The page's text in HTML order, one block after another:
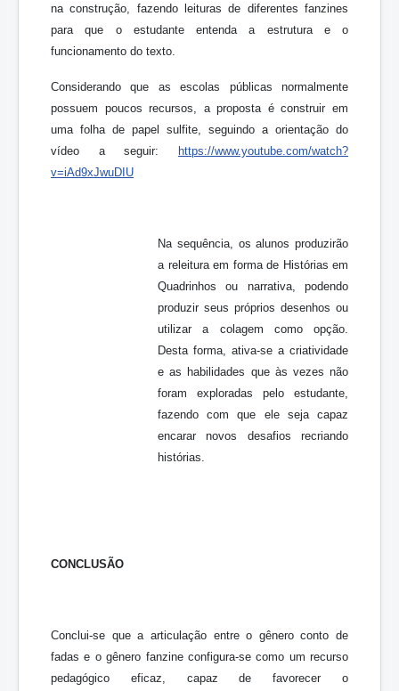
na construção, fazendo leituras de diferentes fanzines
para que o estudante entenda a estrutura e o
funcionamento do texto.
Considerando que as escolas públicas normalmente
possuem poucos recursos, a proposta é construir em
uma folha de papel sulfite, seguindo a orientação do
vídeo a seguir: https://www.youtube.com/watch?
v=iAd9xJwuDIU
Na sequência, os alunos produzirão
a releitura em forma de Histórias em
Quadrinhos ou narrativa, podendo
produzir seus próprios desenhos ou
utilizar a colagem como opção.
Desta forma, ativa-se a criatividade
e as habilidades que às vezes não
foram exploradas pelo estudante,
fazendo com que ele seja capaz
encarar novos desafios recriando
histórias.
CONCLUSÃO
Conclui-se que a articulação entre o gênero conto de
fadas e o gênero fanzine configura-se como um recurso
pedagógico eficaz, capaz de favorecer o